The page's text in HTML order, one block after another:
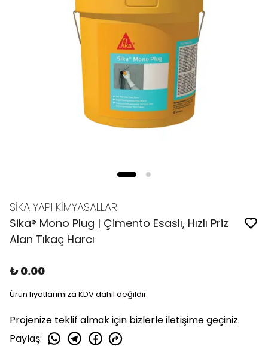
SİKA YAPI KİMYASALLARI
Sika® Mono Plug | Çimento Esaslı, Hızlı Priz
Alan Tıkaç Harcı
₺ 0.00
Ürün fiyatlarımıza KDV dahil değildir
Projenize teklif almak için bizlerle iletişime geçiniz.
Paylaş: